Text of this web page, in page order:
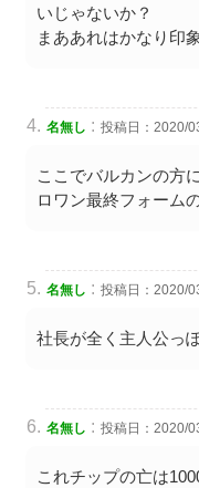
いじゃないか？
まああれはかなり印
名無し : 投稿日：2020/
ここでバルカンの方
ロワン最終フォーム
名無し : 投稿日：2020/
社長が全く主人公っ
名無し : 投稿日：2020/
これチップの亡は